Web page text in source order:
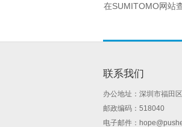
在SUMITOMO网站
联系我们
办公地址：深圳市福田
邮政编码：518040
电子邮件：